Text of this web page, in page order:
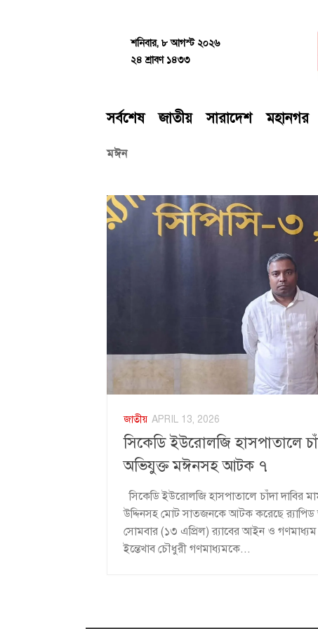
শনিবার, ৮ আগস্ট ২০২৬
২৪ শ্রাবণ ১৪৩৩
সর্বশেষ জাতীয় সারাদেশ মহানগর
মঈন
জাতীয় APRIL 13, 2026
সিকেডি ইউরোলজি হাসপাতালে
অভিযুক্ত মঈনসহ আটক ৭
সিকেডি ইউরোলজি হাসপাতালে চাঁদা দাবির
উদ্দিনসহ মোট সাতজনকে আটক করেছে র‍্যাপিড
সোমবার (১৩ এপ্রিল) র‍্যাবের আইন ও
ইন্তেখাব চৌধুরী গণমাধ্যমকে...